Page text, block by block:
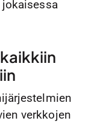
verkkojen